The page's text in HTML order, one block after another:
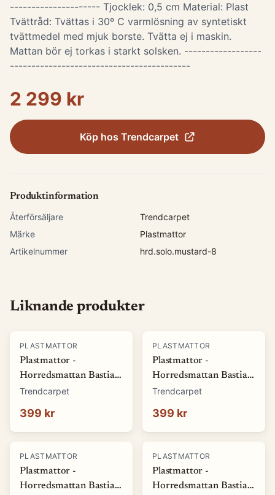
--------------------- Tjocklek: 0,5 cm Material: Plast
Tvättråd: Tvättas i 30º C varmlösning av syntetiskt
tvättmedel med mjuk borste. Tvätta ej i maskin.
Mattan bör ej torkas i starkt solsken. ------------------
------------------------------------------
2 299 kr
Köp hos Trendcarpet
Produktinformation
Återförsäljare
Trendcarpet
Märke
Plastmattor
Artikelnummer
hrd.solo.mustard-8
Liknande produkter
PLASTMATTOR
Plastmattor -
Horredsmattan Bastian
(grön) (Storlek: 70 x 50
Trendcarpet
399 kr
PLASTMATTOR
Plastmattor -
Horredsmattan Bastian
(röd) (Storlek: 70 x 50
Trendcarpet
399 kr
PLASTMATTOR
Plastmattor -
Horredsmattan Bastian
PLASTMATTOR
Plastmattor -
Horredsmattan Bastian